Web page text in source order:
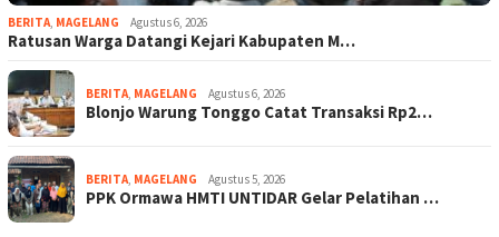
BERITA, MAGELANG Agustus 6, 2026
Ratusan Warga Datangi Kejari Kabupaten M…
BERITA, MAGELANG Agustus 6, 2026
Blonjo Warung Tonggo Catat Transaksi Rp2…
BERITA, MAGELANG Agustus 5, 2026
PPK Ormawa HMTI UNTIDAR Gelar Pelatihan …